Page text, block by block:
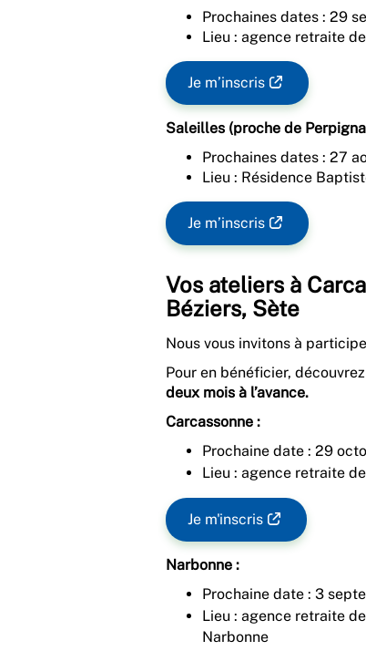
Prochaines dates : 29
Lieu : agence retraite
Je m’inscris
Saleilles (proche de
Prochaines dates : 27
Lieu : Résidence
Je m’inscris
Vos ateliers à
Béziers, Sète
Nous vous invitons à
Pour en bénéficier,
deux mois à l’avance.
Carcassonne :
Prochaine date : 29
Lieu : agence retraite
Je m'inscris
Narbonne :
Prochaine date : 3
Lieu : agence retraite
Narbonne